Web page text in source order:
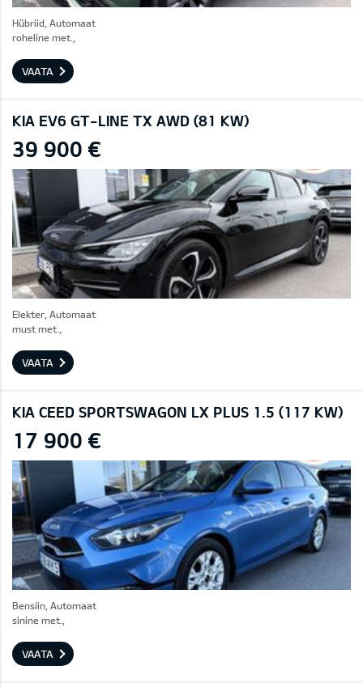
Hübriid, Automaat
roheline met.,
VAATA
KIA EV6 GT-LINE TX AWD (81 KW)
39 900 €
Elekter, Automaat
must met.,
VAATA
KIA CEED SPORTSWAGON LX PLUS 1.5 (117 KW)
17 900 €
Bensiin, Automaat
sinine met.,
VAATA